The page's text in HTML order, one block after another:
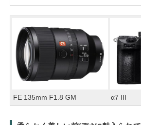
FE 135mm F1.8 GM α7 III